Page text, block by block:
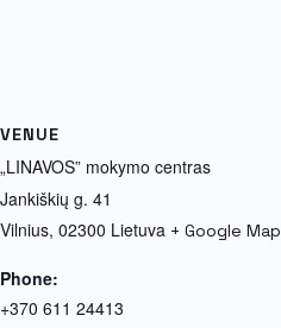
VENUE
„LINAVOS” mokymo centras
Jankiškių g. 41
Vilnius, 02300 Lietuva + Google Map
Phone:
+370 611 24413